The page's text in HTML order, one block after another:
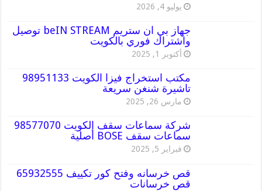
يوليو 4, 2026
جهاز بي ان ستريم beIN STREAM توصيل
واشتراك فوري بالكويت
أكتوبر 1, 2025
مكتب استخراج فيزا الكويت 98951133
تاشيرة شنغن سريعة
مارس 26, 2025
شركة سماعات سقف الكويت 98577070
سماعات سقف BOSE أصلية
فبراير 5, 2025
قص خرسانه وفتح كور تكييف 65932555
قص خرسانات